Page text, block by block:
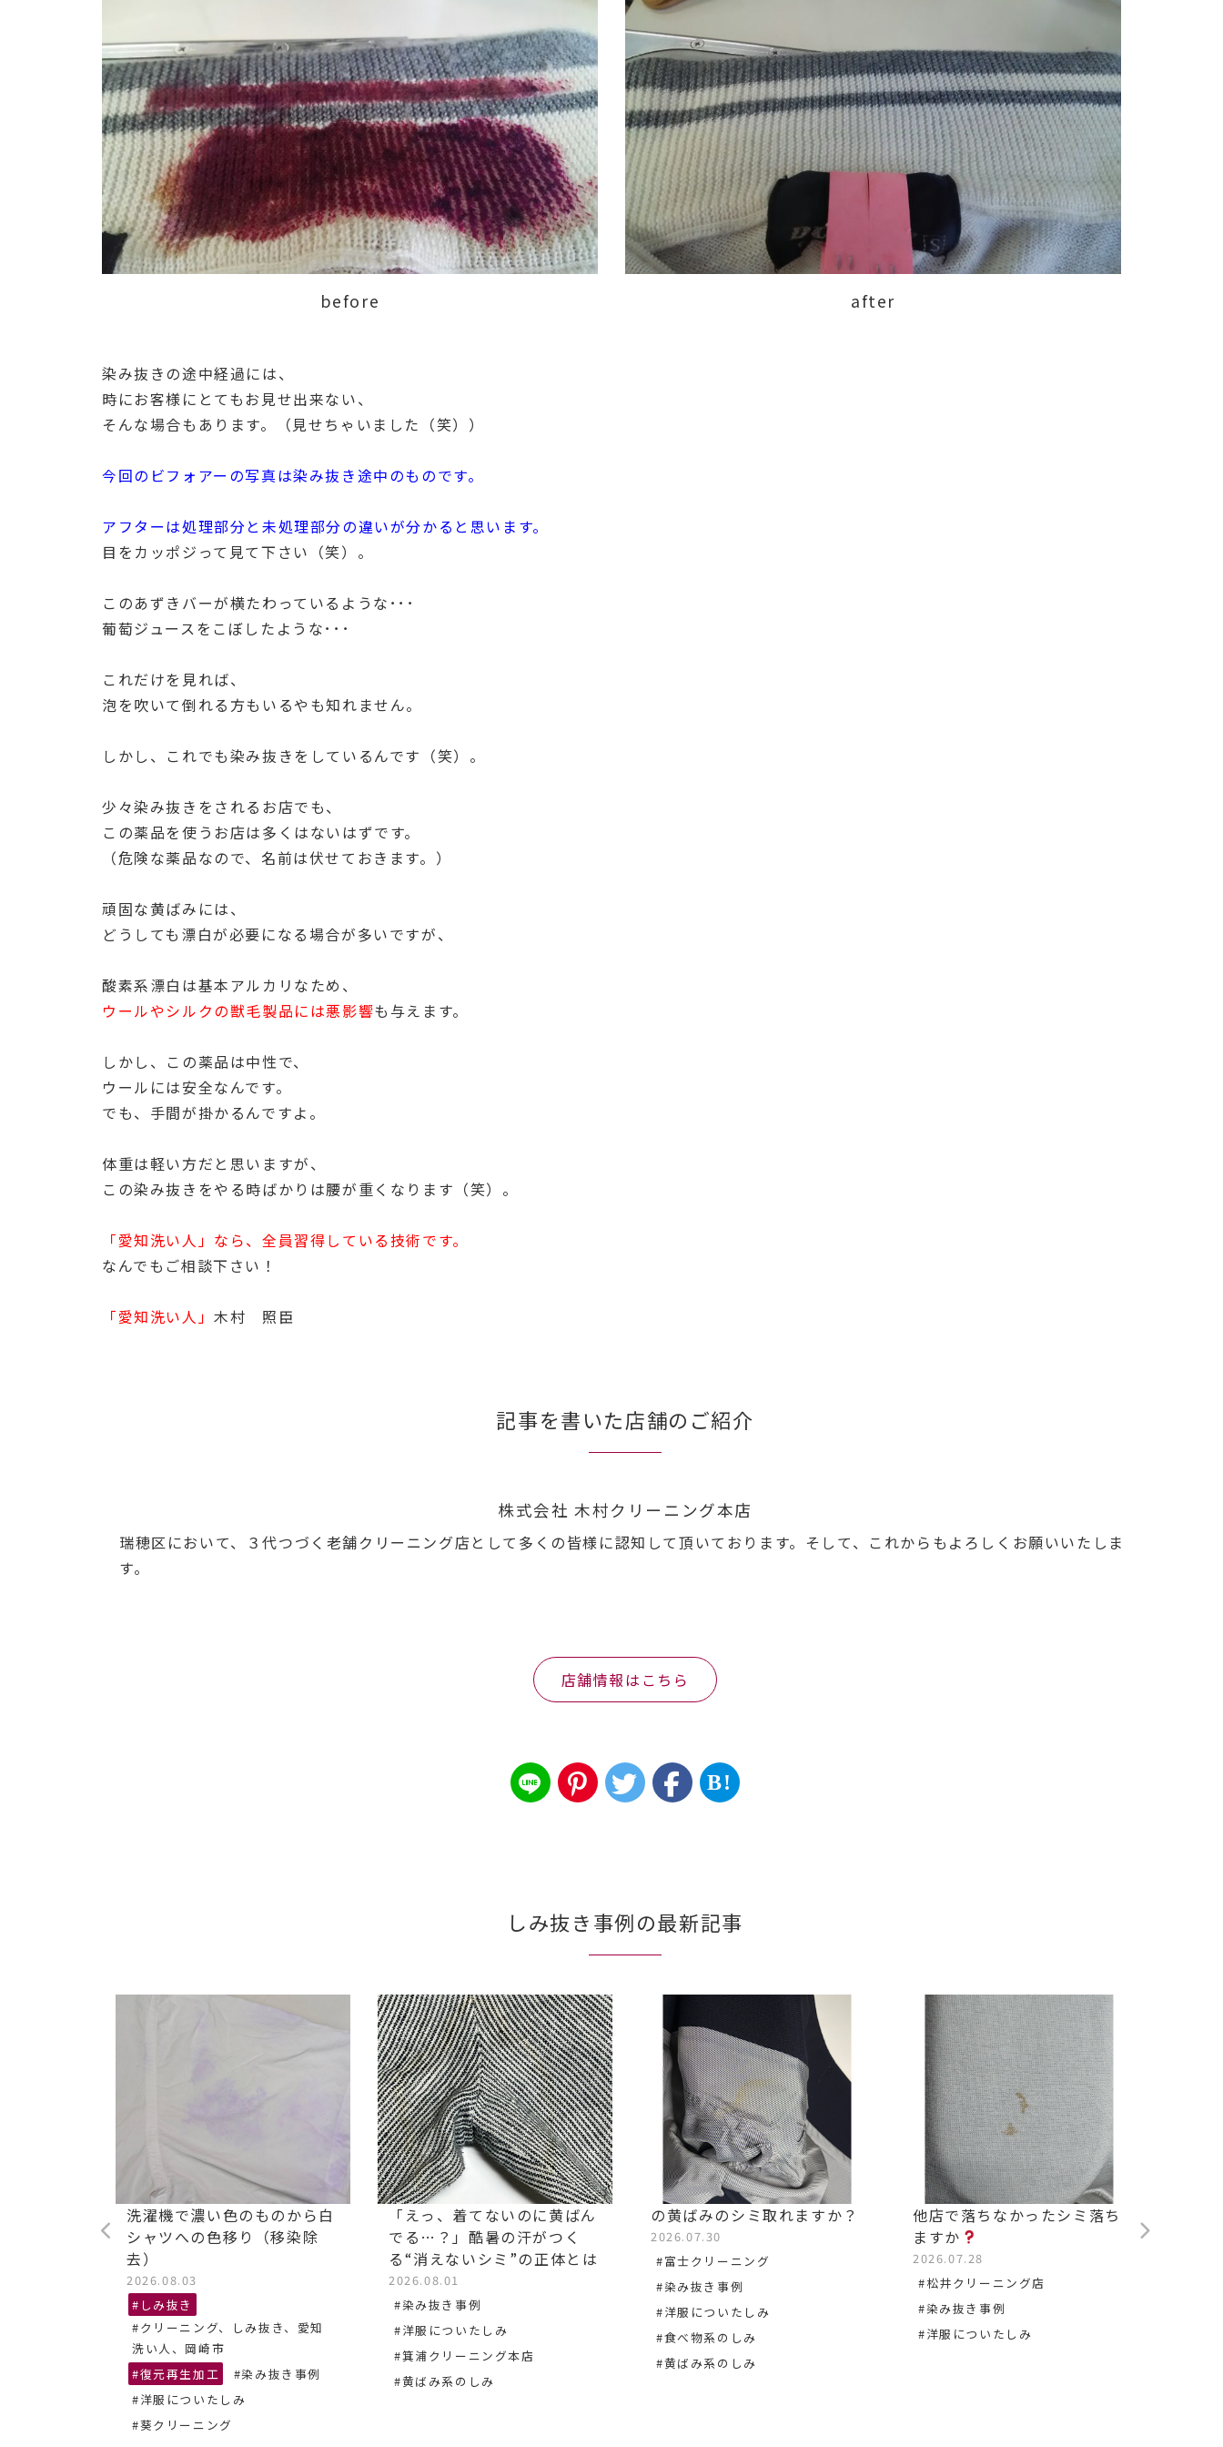
before after
染み抜きの途中経過には、
時にお客様にとてもお見せ出来ない、
そんな場合もあります。（見せちゃいました（笑））
今回のビフォアーの写真は染み抜き途中のものです。
アフターは処理部分と未処理部分の違いが分かると思います。
目をカッポジって見て下さい（笑）。
このあずきバーが横たわっているような･･･
葡萄ジュースをこぼしたような･･･
これだけを見れば、
泡を吹いて倒れる方もいるやも知れません。
しかし、これでも染み抜きをしているんです（笑）。
少々染み抜きをされるお店でも、
この薬品を使うお店は多くはないはずです。
（危険な薬品なので、名前は伏せておきます。）
頑固な黄ばみには、
どうしても漂白が必要になる場合が多いですが、
酸素系漂白は基本アルカリなため、
ウールやシルクの獣毛製品には悪影響も与えます。
しかし、この薬品は中性で、
ウールには安全なんです。
でも、手間が掛かるんですよ。
体重は軽い方だと思いますが、
この染み抜きをやる時ばかりは腰が重くなります（笑）。
「愛知洗い人」なら、全員習得している技術です。
なんでもご相談下さい！
「愛知洗い人」木村 照臣
記事を書いた店舗のご紹介
株式会社 木村クリーニング本店
瑞穂区において、３代つづく老舗クリーニング店として多くの皆様に認知して頂いております。そして、これからもよろしくお願いいたしま
す。
店舗情報はこちら
B!
しみ抜き事例の最新記事
洗濯機で濃い色のものから白
シャツへの色移り（移染除
去）
2026.08.03
#しみ抜き
#クリーニング、しみ抜き、愛知
洗い人、岡崎市
#復元再生加工
#染み抜き事例
#洋服についたしみ
#葵クリーニング
「えっ、着てないのに黄ばん
でる…？」酷暑の汗がつく
る“消えないシミ”の正体とは
2026.08.01
#染み抜き事例
#洋服についたしみ
#箕浦クリーニング本店
#黄ばみ系のしみ
の黄ばみのシミ取れますか？
2026.07.30
#富士クリーニング
#染み抜き事例
#洋服についたしみ
#食べ物系のしみ
#黄ばみ系のしみ
他店で落ちなかったシミ落ち
ますか
2026.07.28
#松井クリーニング店
#染み抜き事例
#洋服についたしみ